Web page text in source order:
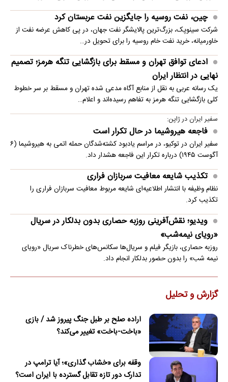
چین، نفت روسیه را جایگزین نفت عربستان کرد
شرکت سینوپک، بزرگ‌ترین پالایشگر نفت جهان، در پی کاهش عرضه نفت از
خاورمیانه، خرید نفت خام روسیه را برای تحویل در…
ادعای توافق تهران و مسقط برای بازگشایی تنگه هرمز؛ تصمیم
نهایی در انتظار ایران
یک رسانه عربی به نقل از منابع آگاه مدعی شده تهران و مسقط بر سر خطوط
کلی بازگشایی تنگه هرمز به تفاهم رسیده‌اند و اعلام…
سفیر ایران در ژاپن:
فاجعه هیروشیما در حال تکرار است
سفیر ایران در توکیو، در مراسم یادبود کشته‌شدگان حمله اتمی به هیروشیما (۶
آگوست ۱۹۴۵) درباره تکرار این فاجعه هشدار داد.
تکذیب شایعه معافیت سربازان فراری
نظام وظیفه با انتشار اطلاعیه‌ای شایعه مربوط معافیت سربازان فراری را
تکذیب کرد.
ویدیو؛ نقش‌آفرینی روزبه حصاری بدون بدلکار در سریال
«رویای نیمه‌شب»
روزبه حصاری، بازیگر فیلم و سریال‌ها سکانس‌های خطرناک سریال «رویای
نیمه شب» را بدون حضور بدلکار انجام داد.
گزارش و تحلیل
اراده صلح بر طبل جنگ پیروز شد / بازی
«باخت-باخت» تغییر می‌کند؟
وقفه برای «خشاب گذاری»؛ آیا ترامپ در
تدارک دور تازه تقابل گسترده با ایران است؟